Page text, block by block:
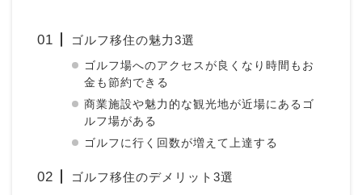
ゴルフ移住の魅力3選
ゴルフ場へのアクセスが良くなり時間もお
金も節約できる
商業施設や魅力的な観光地が近場にあるゴ
ルフ場がある
ゴルフに行く回数が増えて上達する
ゴルフ移住のデメリット3選